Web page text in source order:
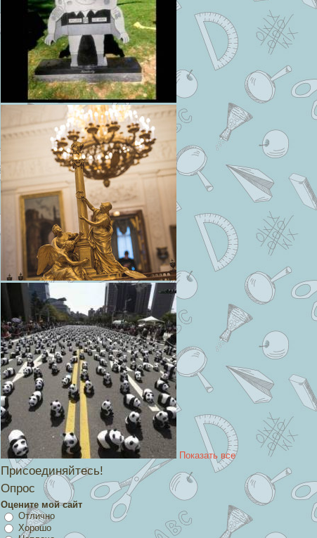
Показать все
Присоединяйтесь!
Опрос
Оцените мой сайт
Отлично
Хорошо